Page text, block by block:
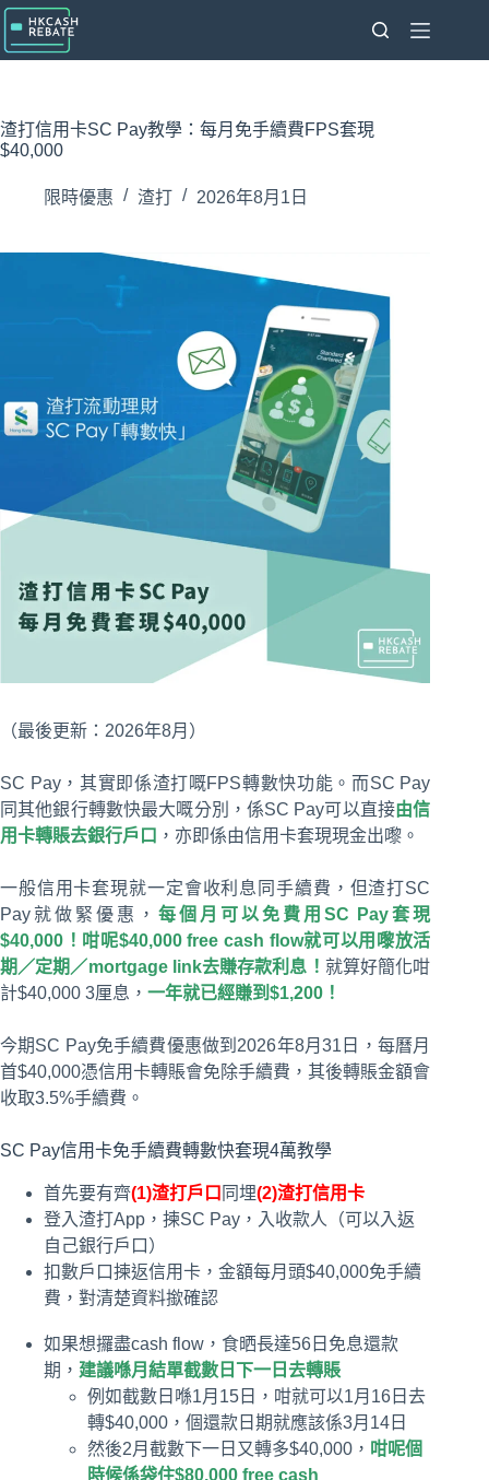
跳
至
主
內
容
渣打信用卡SC Pay教學：每月免手續費FPS套現
$40,000
限時優惠 渣打 2026年8月1日
（最後更新：2026年8月）
SC Pay，其實即係渣打嘅FPS轉數快功能。而SC Pay
同其他銀行轉數快最大嘅分別，係SC Pay可以直接由信
用卡轉賬去銀行戶口 ，亦即係由信用卡套現現金出嚟。
一般信用卡套現就一定會收利息同手續費，但渣打SC
Pay就做緊優惠，每個月可以免費用SC Pay套現
$40,000！咁呢$40,000 free cash flow就可以用嚟放活
期／定期／mortgage link去賺存款利息！ 就算好簡化咁
計$40,000 3厘息， 一年就已經賺到$1,200！
今期SC Pay免手續費優惠做到2026年8月31日，每曆月
首$40,000憑信用卡轉賬會免除手續費，其後轉賬金額會
收取3.5%手續費。
SC Pay信用卡免手續費轉數快套現4萬教學
首先要有齊(1)渣打戶口 同埋(2)渣打信用卡
登入渣打App，揀SC Pay，入收款人（可以入返
自己銀行戶口）
扣數戶口揀返信用卡，金額每月頭$40,000免手續
費，對清楚資料撳確認
如果想攞盡cash flow，食晒長達56日免息還款
期， 建議喺月結單截數日下一日去轉賬
例如截數日喺1月15日，咁就可以1月16日去
轉$40,000，個還款日期就應該係3月14日
然後2月截數下一日又轉多$40,000， 咁呢個
時候係袋住$80,000 free cash